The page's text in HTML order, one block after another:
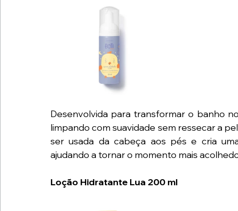
Desenvolvida para transformar o banho
limpando com suavidade sem ressecar a
ser usada da cabeça aos pés e cria
ajudando a tornar o momento mais
Loção Hidratante Lua 200 ml